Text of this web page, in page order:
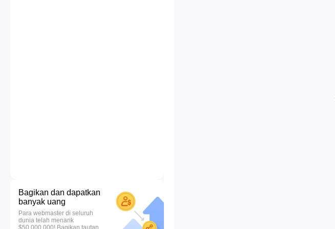
Bagikan dan dapatkan
banyak uang
Para webmaster di seluruh
dunia telah menarik
$50.000.000! Bagikan tautan